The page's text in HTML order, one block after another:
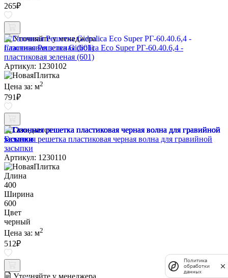
265₽
Уточняйте у менеджера
Газонная Решетка Gidrolica Eco Super РГ-60.40.6,4 -
пластиковая зеленая (601)
Артикул: 1230102
Цена за: м2
791₽
Ожидается
Газонная решетка пластиковая черная волна для гравийной
засыпки
Артикул: 1230110
Длина
400
Ширина
600
Цвет
черный
Цена за: м2
512₽
Политика
обработки
данных